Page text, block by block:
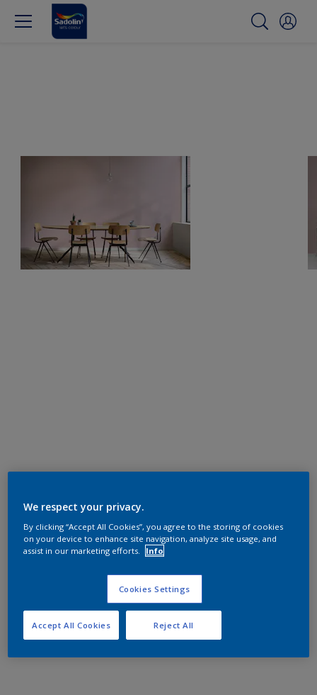
We respect your privacy.
By clicking “Accept All Cookies”, you agree to the storing of cookies
on your device to enhance site navigation, analyze site usage, and
assist in our marketing efforts.
Info
Cookies Settings
Reject All
Accept All Cookies